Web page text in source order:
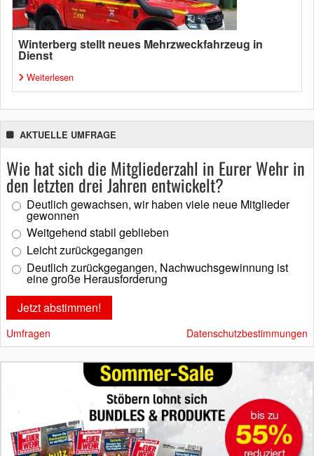
Winterberg stellt neues Mehrzweckfahrzeug in
Dienst
Weiterlesen
AKTUELLE UMFRAGE
Wie hat sich die Mitgliederzahl in Eurer Wehr in
den letzten drei Jahren entwickelt?
Deutlich gewachsen, wir haben viele neue Mitglieder
gewonnen
Weitgehend stabil geblieben
Leicht zurückgegangen
Deutlich zurückgegangen, Nachwuchsgewinnung ist
eine große Herausforderung
Umfragen Datenschutzbestimmungen